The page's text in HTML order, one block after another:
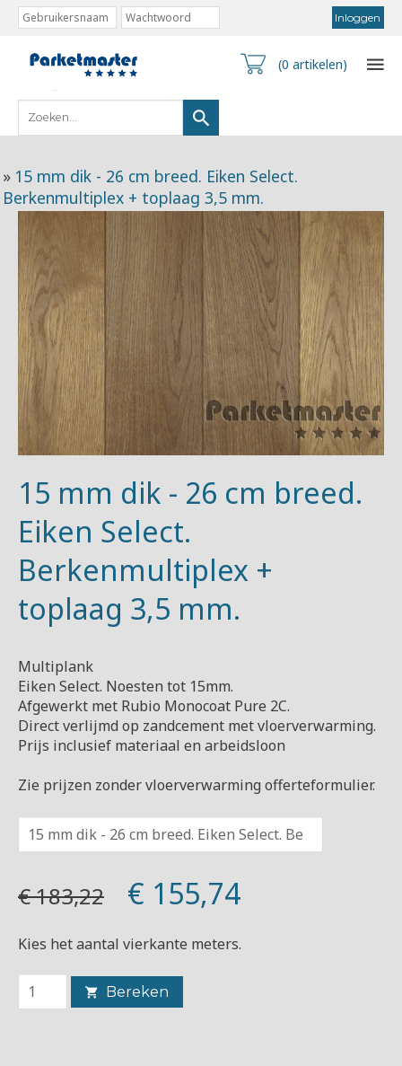
(0 artikelen)
» 15 mm dik - 26 cm breed. Eiken Select.
Berkenmultiplex + toplaag 3,5 mm.
15 mm dik - 26 cm breed.
Eiken Select.
Berkenmultiplex +
toplaag 3,5 mm.
Multiplank
Eiken Select. Noesten tot 15mm.
Afgewerkt met Rubio Monocoat Pure 2C.
Direct verlijmd op zandcement met vloerverwarming.
Prijs inclusief materiaal en arbeidsloon
Zie prijzen zonder vloerverwarming offerteformulier.
€ 183,22 € 155,74
Kies het aantal vierkante meters.
Bereken